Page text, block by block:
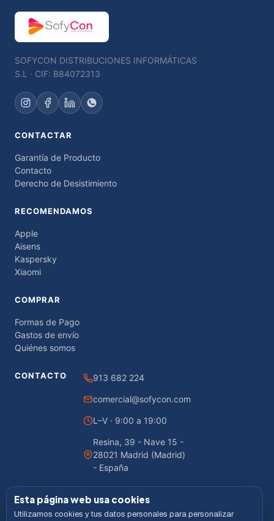
SOFYCON DISTRIBUCIONES INFORMÁTICAS
S.L · CIF: B84072313
CONTACTAR
Garantía de Producto
Contacto
Derecho de Desistimiento
RECOMENDAMOS
Apple
Aisens
Kaspersky
Xiaomi
COMPRAR
Formas de Pago
Gastos de envío
Quiénes somos
CONTACTO 913 682 224
comercial@sofycon.com
L–V · 9:00 a 19:00
Resina, 39 - Nave 15 -
28021 Madrid (Madrid)
- España
Esta página web usa cookies
Utilizamos cookies y tus datos personales para personalizar